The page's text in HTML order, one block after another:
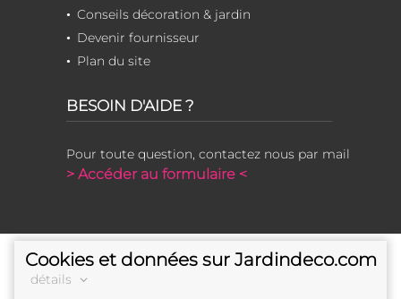
Conseils décoration & jardin
Devenir fournisseur
Plan du site
BESOIN D'AIDE ?
Pour toute question, contactez nous par mail
> Accéder au formulaire <
Cookies et données sur Jardindeco.com
détails